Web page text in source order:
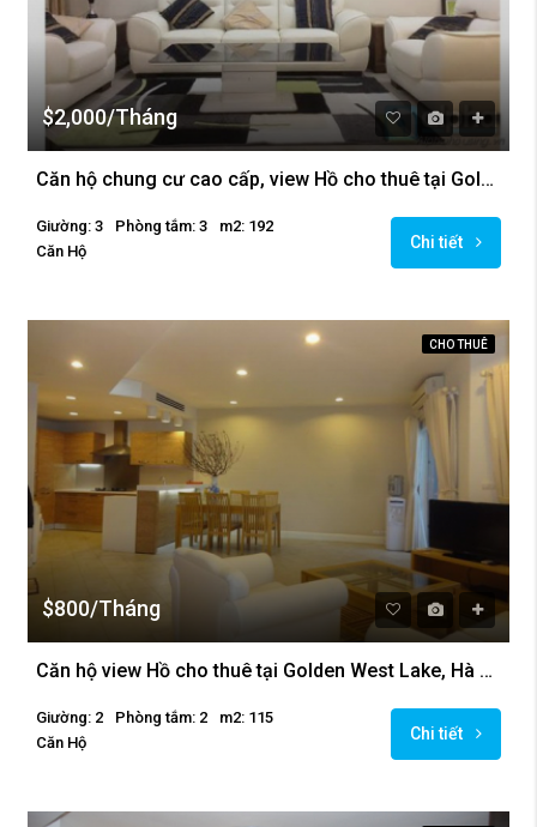
$2,000/Tháng
Căn hộ chung cư cao cấp, view Hồ cho thuê tại Golden Westlake
Giường: 3 Phòng tắm: 3
m2: 192
Căn Hộ
Chi tiết
CHO THUÊ
$800/Tháng
Căn hộ view Hồ cho thuê tại Golden West Lake, Hà Nội
Giường: 2 Phòng tắm: 2
m2: 115
Căn Hộ
Chi tiết